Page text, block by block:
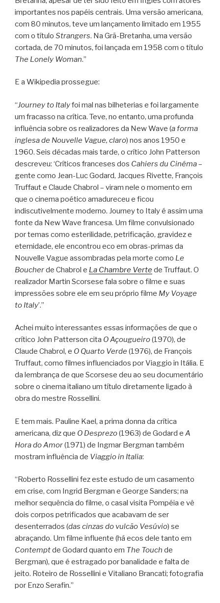
importantes nos papéis centrais. Uma versão americana,
com 80 minutos, teve um lançamento limitado em 1955
com o título Strangers. Na Grã-Bretanha, uma versão
cortada, de 70 minutos, foi lançada em 1958 com o título
The Lonely Woman.”
E a Wikipedia prossegue:
“Journey to Italyfoi mal nas bilheterias e foi largamente
um fracasso na crítica. Teve, no entanto, uma profunda
influência sobre os realizadores da New Wave (a forma
inglesa de Nouvelle Vague, claro) nos anos 1950 e
1960. Seis décadas mais tarde, o crítico John Patterson
descreveu: ‘Críticos franceses dos Cahiers du Cinéma–
gente como Jean-Luc Godard, Jacques Rivette, François
Truffaut e Claude Chabrol – viram nele o momento em
que o cinema poético amadureceu e ficou
indiscutivelmente moderno. Journey to Italy é assim uma
fonte da New Wave francesa. Um filme convulsionado
por temas como esterilidade, petrificação, gravidez e
eternidade, ele encontrou eco em obras-primas da
Nouvelle Vague assombradas pela morte como Le
Boucherde Chabrol e La Chambre Vertede Truffaut. O
realizador Martin Scorsese fala sobre o filme e suas
impressões sobre ele em seu próprio filme My Voyage
to Italy’.”
Achei muito interessantes essas informações de que o
crítico John Patterson cita O Açougueiro(1970), de
Claude Chabrol, e O Quarto Verde (1976), de François
Truffaut, como filmes influenciados por Viaggio in Itália. E
da lembrança de que Scorsese deu ao seu documentário
sobre o cinema italiano um título diretamente ligado à
obra do mestre Rossellini.
E tem mais. Pauline Kael, a prima donna da crítica
americana, diz que O Desprezo(1963) de Godard e A
Hora do Amor(1971) de Ingmar Bergman também
mostram influência de Viaggio in Italia:
“Roberto Rossellini fez este estudo de um casamento
em crise, com Ingrid Bergman e George Sanders; na
melhor sequência do filme, o casal visita Pompéia e vê
dois corpos petrificados que acabavam de ser
desenterrados (das cinzas do vulcão Vesúvio) se
abraçando. Um filme influente (há ecos dele tanto em
Contemptde Godard quanto em The Touch de
Bergman), que é estragado por banalidade e falta de
jeito. Roteiro de Rossellini e Vitaliano Brancati; fotografia
por Enzo Serafin.”